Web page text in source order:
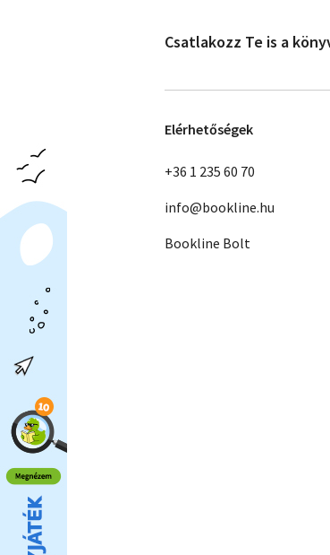
Csatlakozz Te is a
Elérhetőségek
+36 1 235 60 70
info@bookline.hu
Bookline Bolt